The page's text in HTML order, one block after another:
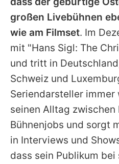
großen Livebühnen
wie am Filmset. Im
mit "Hans Sigl: The
und tritt in
Schweiz und
Seriendarsteller immer
seinen Alltag zwischen
Bühnenjobs und sorgt
in Interviews und
dass sein Publikum